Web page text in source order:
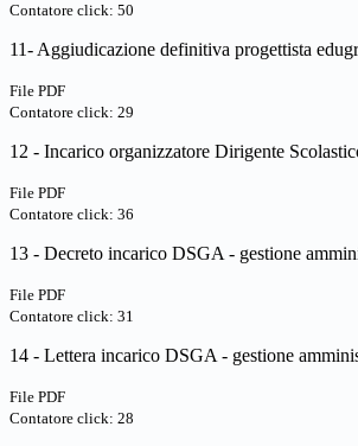
Contatore click: 50
11- Aggiudicazione definitiva progettista
File PDF
Contatore click: 29
12 - Incarico organizzatore Dirigente
File PDF
Contatore click: 36
13 - Decreto incarico DSGA - gestione
File PDF
Contatore click: 31
14 - Lettera incarico DSGA - gestione
File PDF
Contatore click: 28